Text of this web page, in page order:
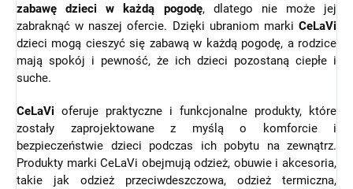
zabawę dzieci w każdą pogodę, dlatego nie może jej
zabraknąć w naszej ofercie. Dzięki ubraniom marki CeLaVi
dzieci mogą cieszyć się zabawą w każdą pogodę, a rodzice
mają spokój i pewność, że ich dzieci pozostaną ciepłe i
suche.
CeLaVi oferuje praktyczne i funkcjonalne produkty, które
zostały zaprojektowane z myślą o komforcie i
bezpieczeństwie dzieci podczas ich pobytu na zewnątrz.
Produkty marki CeLaVi obejmują odzież, obuwie i akcesoria,
takie jak odzież przeciwdeszczowa, odzież termiczna,